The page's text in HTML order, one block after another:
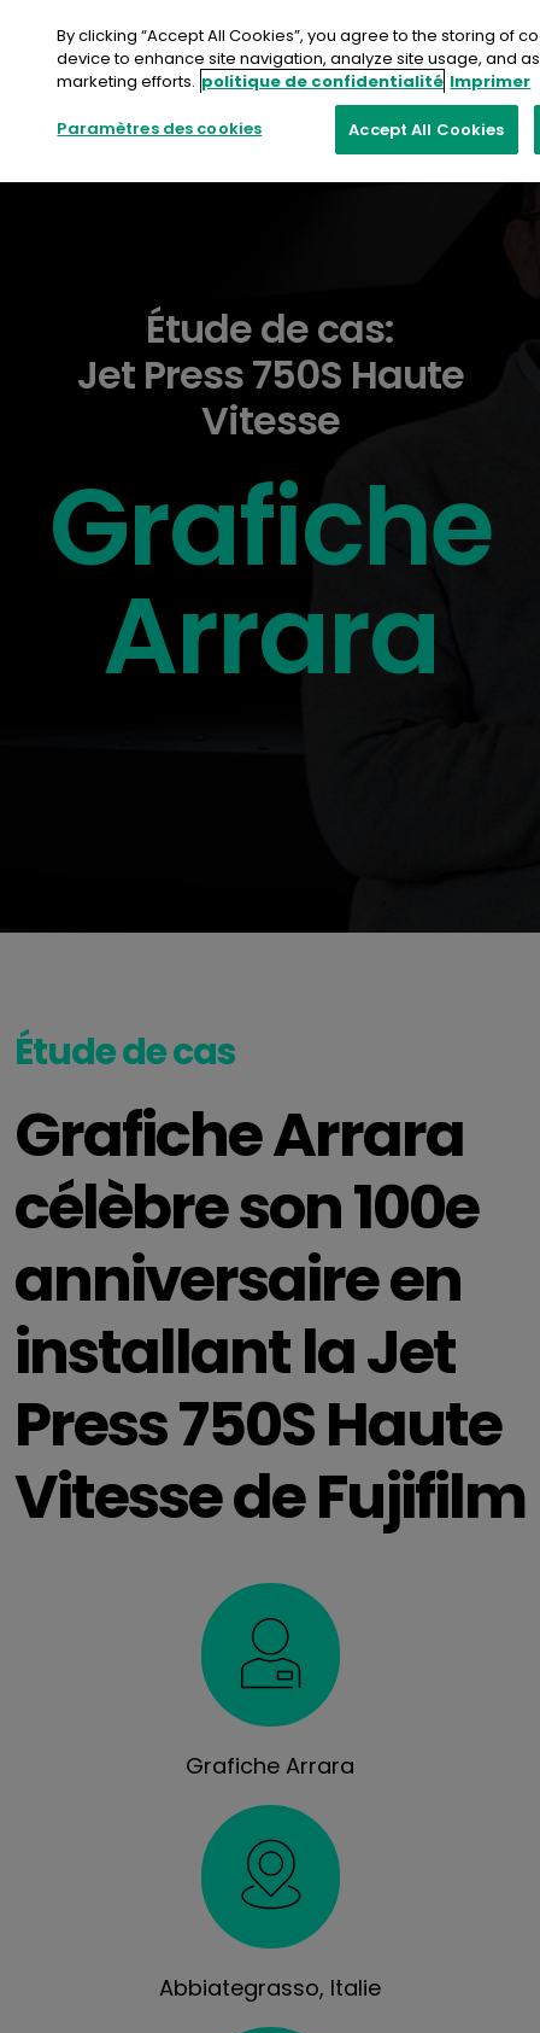
contenu
Étude de cas:
Jet Press 750S Haute
Vitesse
Grafiche
Arrara
Étude de cas
Grafiche Arrara
célèbre son 100e
anniversaire en
installant la Jet
Press 750S Haute
Vitesse de Fujifilm
Grafiche Arrara
Abbiategrasso, Italie
By clicking “Accept All Cookies”, you agree to the storing of
device to enhance site navigation, analyze site usage, and
marketing efforts. politique de confidentialité Imprimer
Paramètres des cookies Accept All Cookies